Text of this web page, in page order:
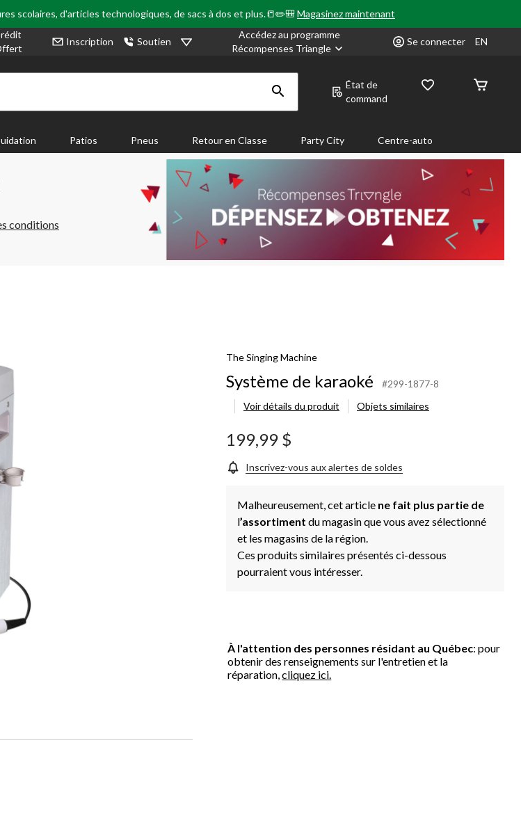
scolaires, d'articles technologiques, de sacs à dos et plus.📒✏️🎒Magasinez maintenant
Inscription Soutien
Accédez au programme
Récompenses Triangle
Se connecter EN
État de
command
Patios Pneus Retour en Classe Party City Centre-auto
conditions
The Singing Machine
Système de karaoké
#299-1877-8
Voir détails du produit
Objets similaires
199,99 $
Inscrivez-vous aux alertes de soldes
Malheureusement, cet article ne fait plus partie de
l’assortiment du magasin que vous avez sélectionné
et les magasins de la région.
Ces produits similaires présentés ci-dessous
pourraient vous intéresser.
À l'attention des personnes résidant au Québec: pour
obtenir des renseignements sur l'entretien et la
réparation,cliquez ici.